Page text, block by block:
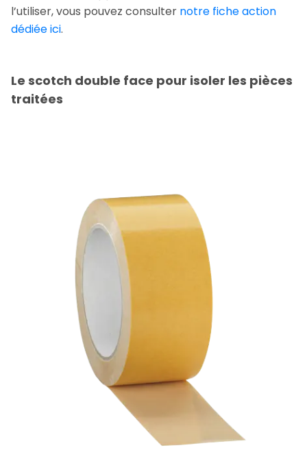
l’utiliser, vous pouvez consulter notre fiche action
dédiée ici.
Le scotch double face pour isoler les pièces
traitées